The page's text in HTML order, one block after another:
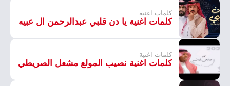
كلمات اغنية
كلمات اغنية يا دن قلبي عبدالرحمن ال عبيه
كلمات اغنية
كلمات اغنية نصيب المولع مشعل الصريطي